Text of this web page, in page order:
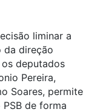
liminar a
da direção
deputados
Pereira,
Soares, permite
de forma